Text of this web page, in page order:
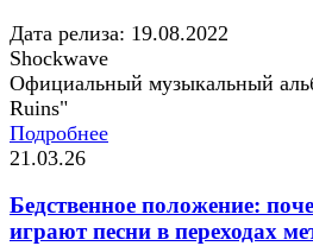
Дата релиза: 19.08.2022
Shockwave
Официальный музыкальный
Ruins"
Подробнее
21.03.26
Бедственное положение:
играют песни в переходах